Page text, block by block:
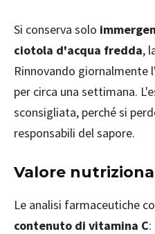
Si conserva solo
ciotola d'acqua fredda,
Rinnovando giornalmente
per circa una settimana.
sconsigliata, perché si
responsabili del sapore.
Valore
Le analisi farmaceutiche
contenuto di vitamina C